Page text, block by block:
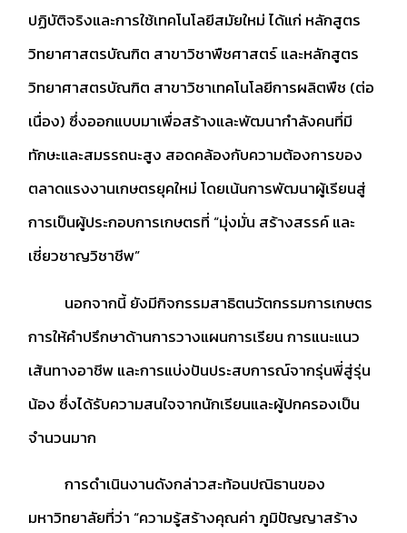
ปฏิบัติจริงและการใช้เทคโนโลยีสมัยใหม่ ได้แก่ หลักสูตร
วิทยาศาสตรบัณฑิต สาขาวิชาพืชศาสตร์ และหลักสูตร
วิทยาศาสตรบัณฑิต สาขาวิชาเทคโนโลยีการผลิตพืช (ต่อ
เนื่อง) ซึ่งออกแบบมาเพื่อสร้างและพัฒนากำลังคนที่มี
ทักษะและสมรรถนะสูง สอดคล้องกับความต้องการของ
ตลาดแรงงานเกษตรยุคใหม่ โดยเน้นการพัฒนาผู้เรียนสู่
การเป็นผู้ประกอบการเกษตรที่ “มุ่งมั่น สร้างสรรค์ และ
เชี่ยวชาญวิชาชีพ”
นอกจากนี้ ยังมีกิจกรรมสาธิตนวัตกรรมการเกษตร
การให้คำปรึกษาด้านการวางแผนการเรียน การแนะแนว
เส้นทางอาชีพ และการแบ่งปันประสบการณ์จากรุ่นพี่สู่รุ่น
น้อง ซึ่งได้รับความสนใจจากนักเรียนและผู้ปกครองเป็น
จำนวนมาก
การดำเนินงานดังกล่าวสะท้อนปณิธานของ
มหาวิทยาลัยที่ว่า “ความรู้สร้างคุณค่า ภูมิปัญญาสร้าง